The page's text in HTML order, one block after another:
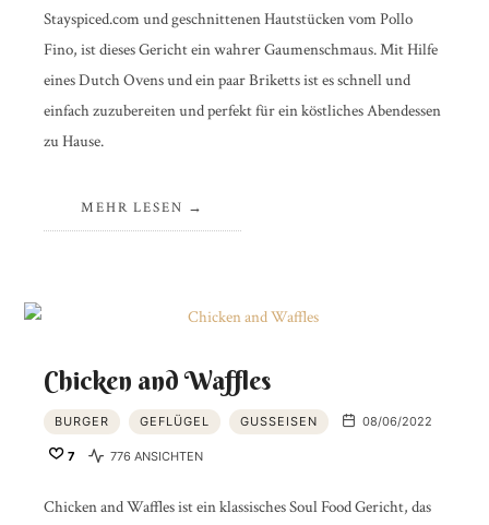
Stayspiced.com und geschnittenen Hautstücken vom Pollo
Fino, ist dieses Gericht ein wahrer Gaumenschmaus. Mit Hilfe
eines Dutch Ovens und ein paar Briketts ist es schnell und
einfach zuzubereiten und perfekt für ein köstliches Abendessen
zu Hause.
MEHR LESEN
Chicken and Waffles
BURGER GEFLÜGEL GUSSEISEN 08/06/2022
7 776 ANSICHTEN
Chicken and Waffles ist ein klassisches Soul Food Gericht, das